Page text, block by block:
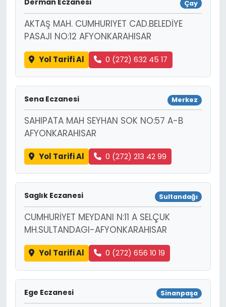
Derman Eczanesi Çay
AKTAŞ MAH. CUMHURIYET CAD.BELEDİYE
PASAJI NO:12 AFYONKARAHISAR
Yol Tarifi Al 0 (272) 632 45 17
Sena Eczanesi Merkez
SAHIPATA MAH SEYHAN SOK NO:57 A-B
AFYONKARAHISAR
Yol Tarifi Al 0 (272) 213 42 99
Saglık Eczanesi Sultandağı
CUMHURİYET MEYDANI N:11 A SELÇUK
MH.SULTANDAGI-AFYONKARAHISAR
Yol Tarifi Al 0 (272) 656 10 19
Ege Eczanesi Sinanpaşa